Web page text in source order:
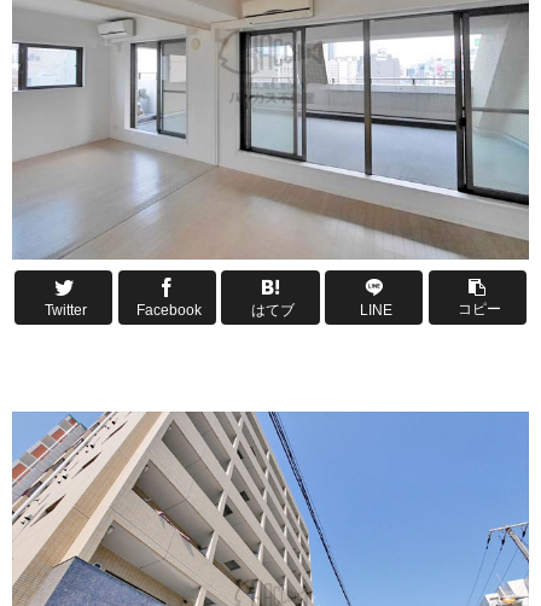
Twitter Facebook はてブ LINE コピー